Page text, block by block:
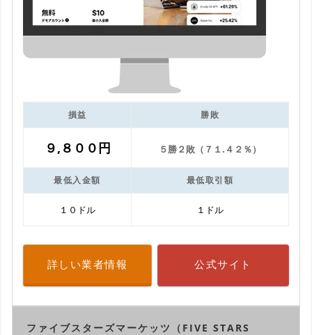
損益 勝敗
９,８００円 ５勝２敗（７１.４２％）
最低入金額 最低取引額
１０ドル １ドル
詳しい業者情報 公式サイト
ファイブスターズマーケッツ（FIVE STARS